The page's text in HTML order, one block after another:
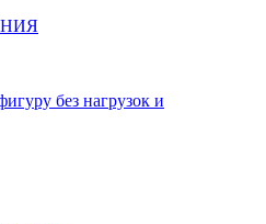
без нагрузок и